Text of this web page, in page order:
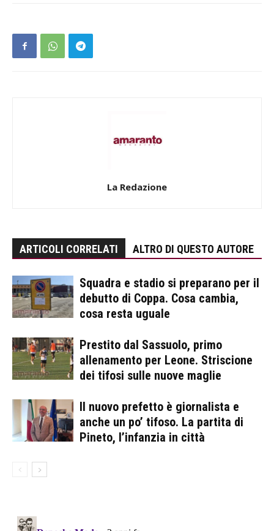
La Redazione
ARTICOLI CORRELATI ALTRO DI QUESTO AUTORE
Squadra e stadio si preparano per il
debutto di Coppa. Cosa cambia,
cosa resta uguale
Prestito dal Sassuolo, primo
allenamento per Leone. Striscione
dei tifosi sulle nuove maglie
Il nuovo prefetto è giornalista e
anche un po’ tifoso. La partita di
Pineto, l’infanzia in città